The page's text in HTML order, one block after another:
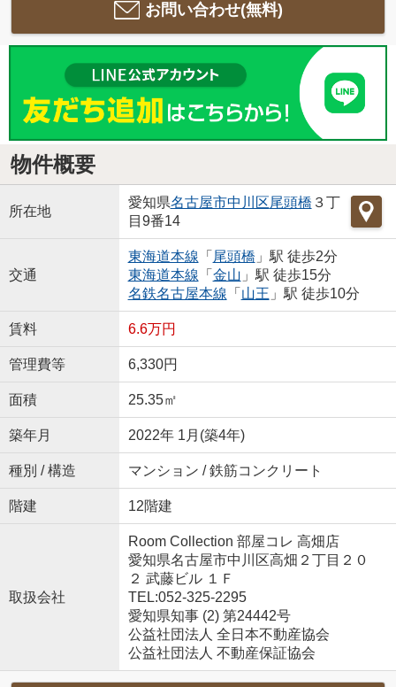
お問い合わせ(無料)
物件概要
所在地
愛知県名古屋市中川区尾頭橋 ３丁
目9番14
交通
東海道本線 「 尾頭橋 」駅 徒歩2分
東海道本線 「 金山 」駅 徒歩15分
名鉄名古屋本線 「 山王 」駅 徒歩10分
賃料 6.6万円
管理費等 6,330円
面積 25.35㎡
築年月 2022年 1月(築4年)
種別 / 構造 マンション / 鉄筋コンクリート
階建 12階建
取扱会社
Room Collection 部屋コレ 高畑店
愛知県名古屋市中川区高畑２丁目２０
２ 武藤ビル １Ｆ
TEL:052-325-2295
愛知県知事 (2) 第24442号
公益社団法人 全日本不動産協会
公益社団法人 不動産保証協会